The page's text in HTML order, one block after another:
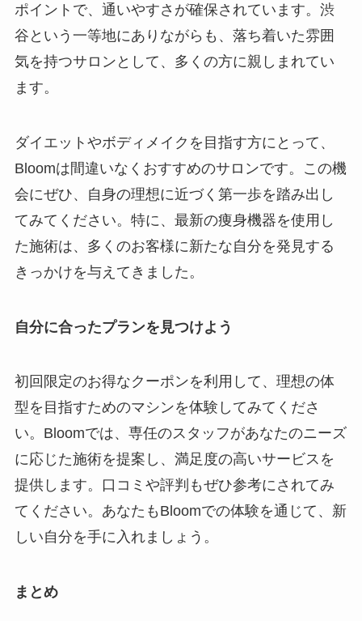
ポイントで、通いやすさが確保されています。渋
谷という一等地にありながらも、落ち着いた雰囲
気を持つサロンとして、多くの方に親しまれてい
ます。
ダイエットやボディメイクを目指す方にとって、
Bloomは間違いなくおすすめのサロンです。この機
会にぜひ、自身の理想に近づく第一歩を踏み出し
てみてください。特に、最新の痩身機器を使用し
た施術は、多くのお客様に新たな自分を発見する
きっかけを与えてきました。
自分に合ったプランを見つけよう
初回限定のお得なクーポンを利用して、理想の体
型を目指すためのマシンを体験してみてくださ
い。Bloomでは、専任のスタッフがあなたのニーズ
に応じた施術を提案し、満足度の高いサービスを
提供します。口コミや評判もぜひ参考にされてみ
てください。あなたもBloomでの体験を通じて、新
しい自分を手に入れましょう。
まとめ